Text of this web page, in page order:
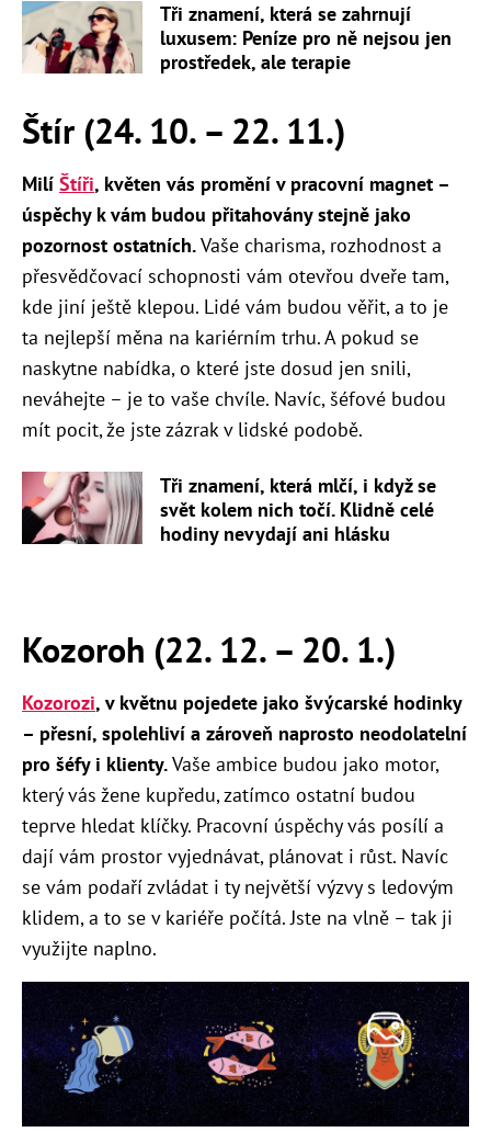
Tři znamení, která se zahrnují
luxusem: Peníze pro ně nejsou jen
prostředek, ale terapie
Štír (24. 10. – 22. 11.)
Milí Štíři, květen vás promění v pracovní magnet –
úspěchy k vám budou přitahovány stejně jako
pozornost ostatních.Vaše charisma, rozhodnost a
přesvědčovací schopnosti vám otevřou dveře tam,
kde jiní ještě klepou. Lidé vám budou věřit, a to je
ta nejlepší měna na kariérním trhu. A pokud se
naskytne nabídka, o které jste dosud jen snili,
neváhejte – je to vaše chvíle. Navíc, šéfové budou
mít pocit, že jste zázrak v lidské podobě.
Tři znamení, která mlčí, i když se
svět kolem nich točí. Klidně celé
hodiny nevydají ani hlásku
Kozoroh (22. 12. – 20. 1.)
Kozorozi, v květnu pojedete jako švýcarské hodinky
– přesní, spolehliví a zároveň naprosto neodolatelní
pro šéfy i klienty.Vaše ambice budou jako motor,
který vás žene kupředu, zatímco ostatní budou
teprve hledat klíčky. Pracovní úspěchy vás posílí a
dají vám prostor vyjednávat, plánovat i růst. Navíc
se vám podaří zvládat i ty největší výzvy s ledovým
klidem, a to se v kariéře počítá. Jste na vlně – tak ji
využijte naplno.